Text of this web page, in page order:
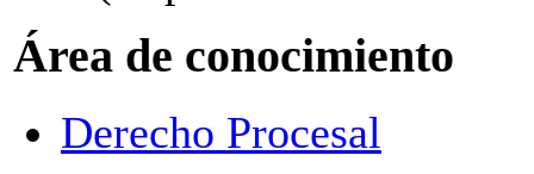
Área de conocimiento
Derecho Procesal